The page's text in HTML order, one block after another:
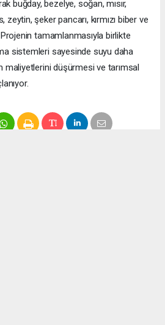
buğday, bezelye, soğan, mısır,
şeker pancarı, kırmızı biber ve
tamamlanmasıyla birlikte
sistemleri sayesinde suyu daha
maliyetlerini düşürmesi ve tarımsal